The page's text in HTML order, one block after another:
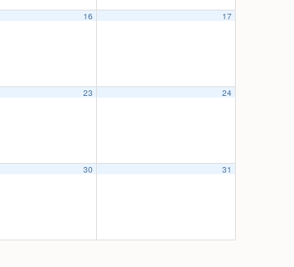
16 17
23 24
30 31